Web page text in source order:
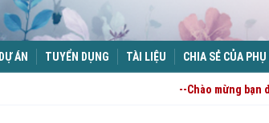
DỰ ÁN TUYỂN DỤNG TÀI LIỆU CHIA SẺ CỦA PHỤ
--Chào mừng bạn